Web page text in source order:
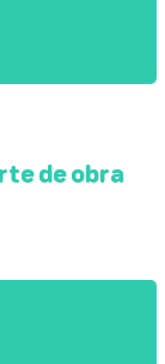
de obra